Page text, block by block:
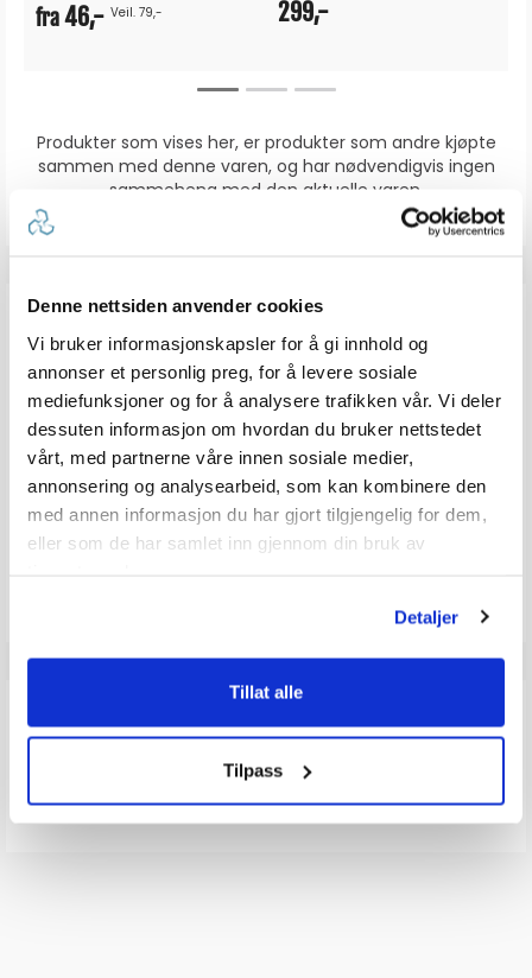
Denne nettsiden anvender cookies
Vi bruker informasjonskapsler for å gi innhold og
annonser et personlig preg, for å levere sosiale
mediefunksjoner og for å analysere trafikken vår. Vi deler
dessuten informasjon om hvordan du bruker nettstedet
vårt, med partnerne våre innen sosiale medier,
annonsering og analysearbeid, som kan kombinere den
med annen informasjon du har gjort tilgjengelig for dem,
eller som de har samlet inn gjennom din bruk av
Detaljer
Tillat alle
Tilpass
fra46,- Veil. 79,- 299,-
Produkter som vises her, er produkter som andre kjøpte
sammen med denne varen, og har nødvendigvis ingen
sammeheng med den aktuelle varen.
ANMELDELSER
Karakter: 5 av 5 mulige
0stemmer
Karakter: 4 av 5 mulige
Karakter: 3 av 5 mulige
0 stemmer
Karakter: 2 av 5 mulige
0stemmer
Karakter: 1 av 5 mulige
0stemmer
0.0
Karakter:
av
5
Basert på 0 stemmer og
0 omtaler
Vær oppmerksom på at noen kunder gir en rating uten å skrive en
Q & A